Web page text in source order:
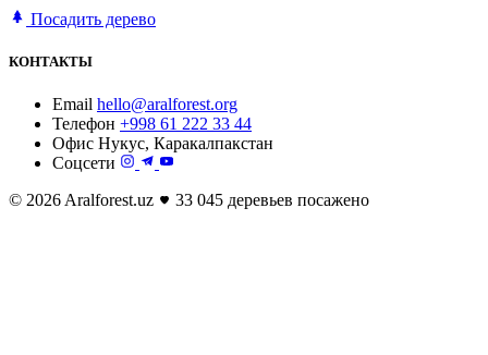
Посадить дерево
КОНТАКТЫ
Email hello@aralforest.org
Телефон +998 61 222 33 44
Офис Нукус, Каракалпакстан
Соцсети
© 2026 Aralforest.uz
33 045 деревьев посажено